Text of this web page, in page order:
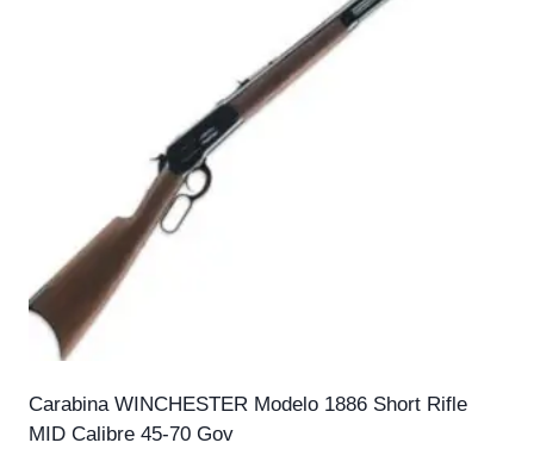
Carabina WINCHESTER Modelo 1886 Short Rifle
MID Calibre 45-70 Gov